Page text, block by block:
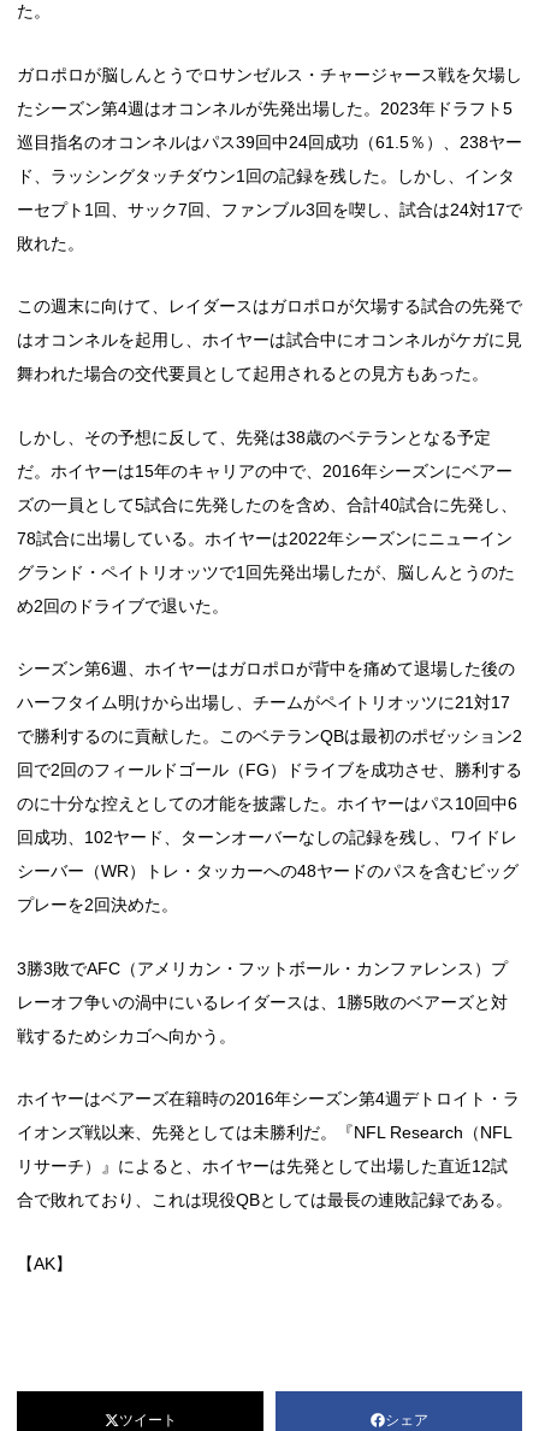
た。
ガロポロが脳しんとうでロサンゼルス・チャージャース戦を欠場し
たシーズン第4週はオコンネルが先発出場した。2023年ドラフト5
巡目指名のオコンネルはパス39回中24回成功（61.5％）、238ヤー
ド、ラッシングタッチダウン1回の記録を残した。しかし、インタ
ーセプト1回、サック7回、ファンブル3回を喫し、試合は24対17で
敗れた。
この週末に向けて、レイダースはガロポロが欠場する試合の先発で
はオコンネルを起用し、ホイヤーは試合中にオコンネルがケガに見
舞われた場合の交代要員として起用されるとの見方もあった。
しかし、その予想に反して、先発は38歳のベテランとなる予定
だ。ホイヤーは15年のキャリアの中で、2016年シーズンにベアー
ズの一員として5試合に先発したのを含め、合計40試合に先発し、
78試合に出場している。ホイヤーは2022年シーズンにニューイン
グランド・ペイトリオッツで1回先発出場したが、脳しんとうのた
め2回のドライブで退いた。
シーズン第6週、ホイヤーはガロポロが背中を痛めて退場した後の
ハーフタイム明けから出場し、チームがペイトリオッツに21対17
で勝利するのに貢献した。このベテランQBは最初のポゼッション2
回で2回のフィールドゴール（FG）ドライブを成功させ、勝利する
のに十分な控えとしての才能を披露した。ホイヤーはパス10回中6
回成功、102ヤード、ターンオーバーなしの記録を残し、ワイドレ
シーバー（WR）トレ・タッカーへの48ヤードのパスを含むビッグ
プレーを2回決めた。
3勝3敗でAFC（アメリカン・フットボール・カンファレンス）プ
レーオフ争いの渦中にいるレイダースは、1勝5敗のベアーズと対
戦するためシカゴへ向かう。
ホイヤーはベアーズ在籍時の2016年シーズン第4週デトロイト・ラ
イオンズ戦以来、先発としては未勝利だ。『NFL Research（NFL
リサーチ）』によると、ホイヤーは先発として出場した直近12試
合で敗れており、これは現役QBとしては最長の連敗記録である。
【AK】
ツイート シェア